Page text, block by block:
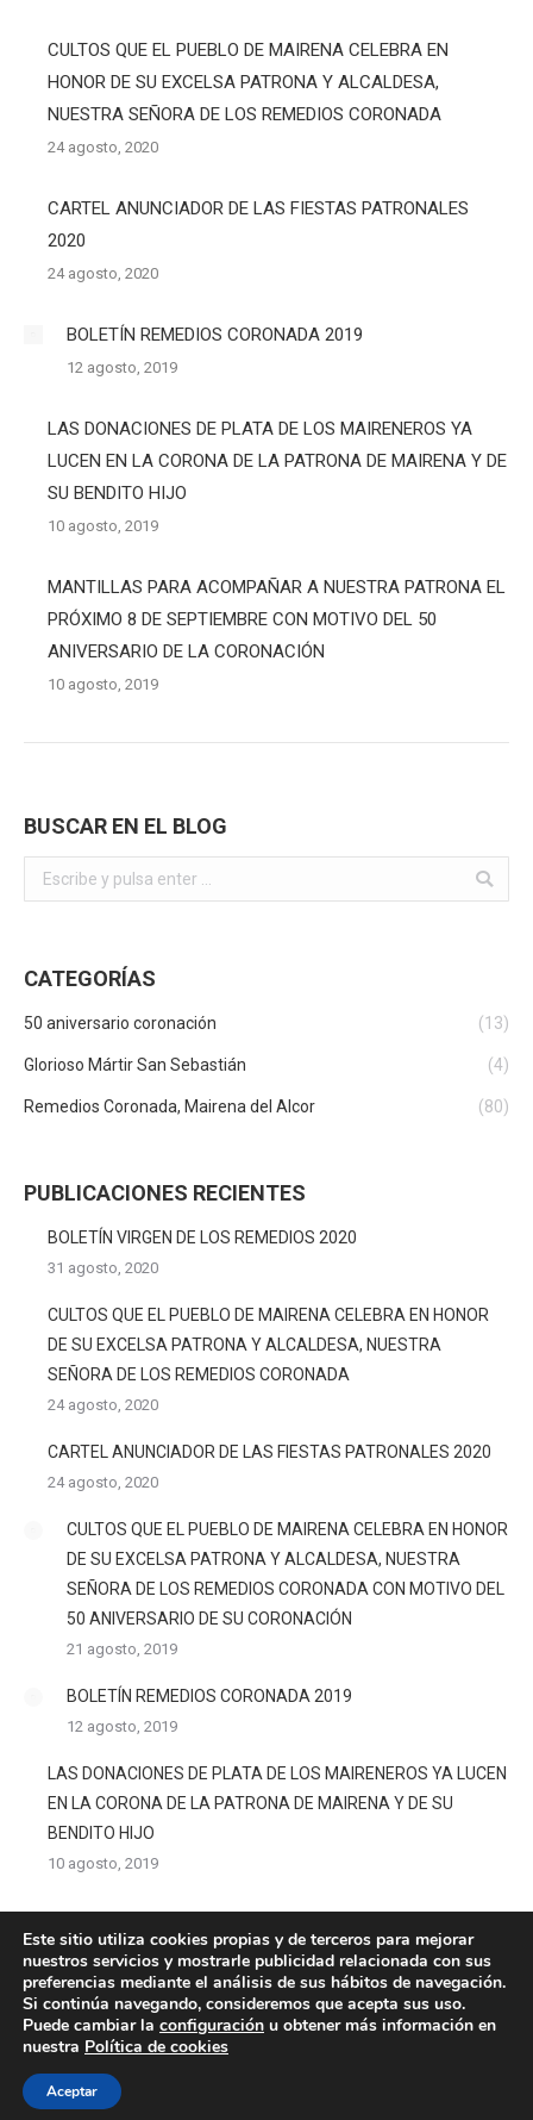
CULTOS QUE EL PUEBLO DE MAIRENA CELEBRA EN
HONOR DE SU EXCELSA PATRONA Y ALCALDESA,
NUESTRA SEÑORA DE LOS REMEDIOS CORONADA
24 agosto, 2020
CARTEL ANUNCIADOR DE LAS FIESTAS PATRONALES
2020
24 agosto, 2020
BOLETÍN REMEDIOS CORONADA 2019
12 agosto, 2019
LAS DONACIONES DE PLATA DE LOS MAIRENEROS YA
LUCEN EN LA CORONA DE LA PATRONA DE MAIRENA Y DE
SU BENDITO HIJO
10 agosto, 2019
MANTILLAS PARA ACOMPAÑAR A NUESTRA PATRONA EL
PRÓXIMO 8 DE SEPTIEMBRE CON MOTIVO DEL 50
ANIVERSARIO DE LA CORONACIÓN
10 agosto, 2019
BUSCAR EN EL BLOG
Buscar:
CATEGORÍAS
50 aniversario coronación (13)
Glorioso Mártir San Sebastián (4)
Remedios Coronada, Mairena del Alcor (80)
PUBLICACIONES RECIENTES
BOLETÍN VIRGEN DE LOS REMEDIOS 2020
31 agosto, 2020
CULTOS QUE EL PUEBLO DE MAIRENA CELEBRA EN HONOR
DE SU EXCELSA PATRONA Y ALCALDESA, NUESTRA
SEÑORA DE LOS REMEDIOS CORONADA
24 agosto, 2020
CARTEL ANUNCIADOR DE LAS FIESTAS PATRONALES 2020
24 agosto, 2020
CULTOS QUE EL PUEBLO DE MAIRENA CELEBRA EN HONOR
DE SU EXCELSA PATRONA Y ALCALDESA, NUESTRA
SEÑORA DE LOS REMEDIOS CORONADA CON MOTIVO DEL
50 ANIVERSARIO DE SU CORONACIÓN
21 agosto, 2019
BOLETÍN REMEDIOS CORONADA 2019
12 agosto, 2019
LAS DONACIONES DE PLATA DE LOS MAIRENEROS YA LUCEN
EN LA CORONA DE LA PATRONA DE MAIRENA Y DE SU
BENDITO HIJO
10 agosto, 2019
Copyright 2019 - Patrona de Mairena del Alcor - Plaza de San Sebastíán
s/n, Ermita de San Sebastián, 41510 Mairena del Alcor (Sevilla) -
Este sitio utiliza cookies propias y de terceros para mejorar
nuestros servicios y mostrarle publicidad relacionada con sus
preferencias mediante el análisis de sus hábitos de navegación.
Si continúa navegando, consideremos que acepta sus uso.
Puede cambiar la configuración u obtener más información en
nuestra Política de cookies
Aceptar